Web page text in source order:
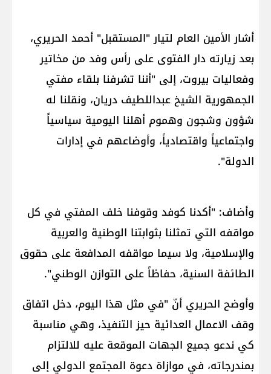
أشار الأمين العام لتيار "المستقبل" ​أحمد الحريري​،
بعد زيارته دار الفتوى على رأس وفد من مخاتير
وفعاليات بيروت، إلى "أننا تشرفنا بلقاء مفتي
الجمهورية الشيخ ​عبداللطيف دريان​، ونقلنا له
شؤون وشجون وهموم أهلنا اليومية سياسياً
واجتماعياً واقتصادياً، وأوضاعهم في إدارات
الدولة".
وأضاف: "أكدنا كوفد وقوفنا خلف المفتي في كل
مواقفه التي تمثلنا بثوابتنا الوطنية والعربية
والإسلامية، ولا سيما مواقفه المدافعة على حقوق
الطائفة السنية، حفاظاً على التوازن الوطني".
وأوضح الحريري أنّ "في مثل هذا اليوم، دخل اتفاق
وقف الاعمال العدائية حيز التنفيذ، وهي مناسبة
كي ندعو جميع الجهات الموقعة عليه للالتزام
بمندرجاته، في موازاة دعوة المجتمع الدولي إلى